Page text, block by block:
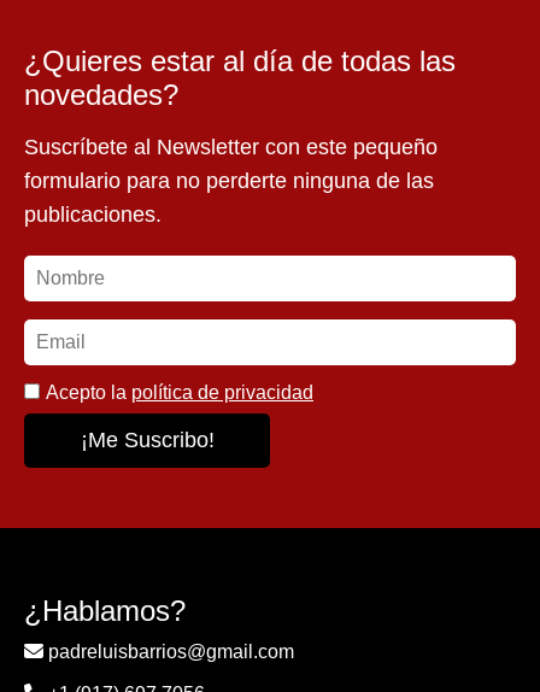
¿Quieres estar al día de todas las
novedades?
Suscríbete al Newsletter con este pequeño
formulario para no perderte ninguna de las
publicaciones.
Acepto la política de privacidad
¿Hablamos?
padreluisbarrios@gmail.com